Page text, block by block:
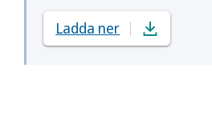
Ladda ner